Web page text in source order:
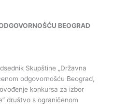
BEOGRAD
Skupštine „Državna
odgovornošću Beograd,
konkursa za izbor
društvo s ograničenom